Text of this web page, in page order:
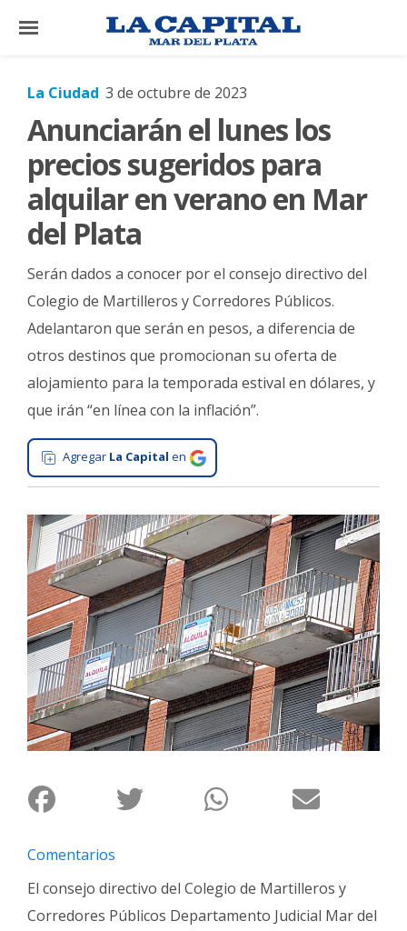
×
El
El
Mundo
La
Cultura
Tecnología
Gastronomía
Salud
General
La
Deportes
Arte
y
Espectáculos
Policiales
Cartelera
Fotos
de
Familia
Clasificados
La Ciudad 3 de octubre de 2023
Anunciarán el lunes los
precios sugeridos para
alquilar en verano en Mar
del Plata
Serán dados a conocer por el consejo directivo del
Colegio de Martilleros y Corredores Públicos.
Adelantaron que serán en pesos, a diferencia de
otros destinos que promocionan su oferta de
alojamiento para la temporada estival en dólares, y
que irán “en línea con la inflación”.
Agregar La Capital en
Comentarios
El consejo directivo del Colegio de Martilleros y
Corredores Públicos Departamento Judicial Mar del